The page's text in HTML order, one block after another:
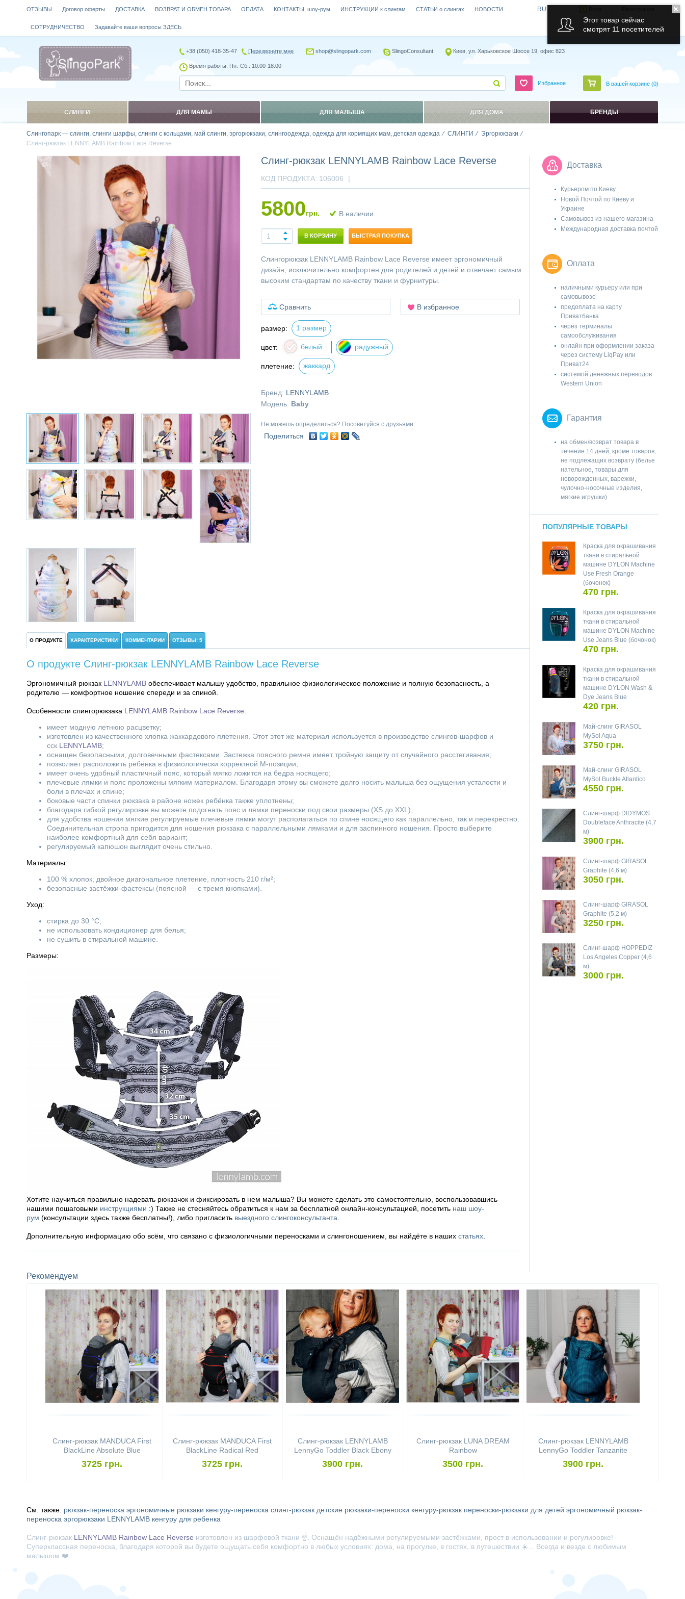
Слингопарк — слинги, слинги шарфы, слинги с кольцами, май слинги, эргорюкзаки, слингоодежда, одежда для кормящих мам, детская одежда СЛИНГИ
Эргорюкзаки
Слинг-рюкзак LENNYLAMB Rainbow Lace Reverse
Слинг-рюкзак LENNYLAMB Rainbow Lace Reverse
КОД ПРОДУКТА: 106006 |
5800грн. В наличии
В КОРЗИНУ БЫСТРАЯ ПОКУПКА
Слингорюкзак LENNYLAMB Rainbow Lace Reverse имеет эргономичный
дизайн, исключительно комфортен для родителей и детей и отвечает самым
высоким стандартам по качеству ткани и фурнитуры.
Сравнить В избранное
размер: 1 размер
цвет: белый радужный
плетение: жаккард
Бренд: LENNYLAMB
Модель: Baby
Не можешь определиться? Посоветуйся с друзьями:
Поделиться
О ПРОДУКТЕ ХАРАКТЕРИСТИКИ КОММЕНТАРИИ ОТЗЫВЫ: 5
О продукте Слинг-рюкзак LENNYLAMB Rainbow Lace Reverse
Эргономичный рюкзак LENNYLAMB обеспечивает малышу удобство, правильное физиологическое положение и полную безопасность, а
родителю — комфортное ношение спереди и за спиной.
Особенности слингорюкзака LENNYLAMB Rainbow Lace Reverse:
имеет модную летнюю расцветку;
изготовлен из качественного хлопка жаккардового плетения. Этот этот же материал используется в производстве слингов-шарфов и
сск LENNYLAMB;
оснащен безопасными, долговечными фастексами. Застежка поясного ремня имеет тройную защиту от случайного расстегивания;
позволяет расположить ребёнка в физиологически корректной М-позиции;
имеет очень удобный пластичный пояс, который мягко ложится на бедра носящего;
плечевые лямки и пояс проложены мягким материалом. Благодаря этому вы сможете долго носить малыша без ощущения усталости и
боли в плечах и спине;
боковые части спинки рюкзака в районе ножек ребёнка также уплотнены;
благодаря гибкой регулировке вы можете подогнать пояс и лямки переноски под свои размеры (XS до XXL);
для удобства ношения мягкие регулируемые плечевые лямки могут располагаться по спине носящего как параллельно, так и перекрёстно.
Соединительная стропа пригодится для ношения рюкзака с параллельными лямками и для заспинного ношения. Просто выберите
наиболее комфортный для себя вариант;
регулируемый капюшон выглядит очень стильно.
Материалы:
100 % хлопок, двойное диагональное плетение, плотность 210 г/м²;
безопасные застёжки-фастексы (поясной — с тремя кнопками).
Уход:
стирка до 30 °C;
не использовать кондиционер для белья;
не сушить в стиральной машине.
Размеры:
Хотите научиться правильно надевать рюкзачок и фиксировать в нем малыша? Вы можете сделать это самостоятельно, воспользовавшись
нашими пошаговыми инструкциями :) Также не стесняйтесь обратиться к нам за бесплатной онлайн-консультацией, посетить наш шоу-
рум (консультации здесь также бесплатны!), либо пригласить выездного слингоконсультанта
Дополнительную информацию обо всём, что связано с физиологичными переносками и слингоношением, вы найдёте в наших статьях
Доставка
Курьером по Киеву
Новой Почтой по Киеву и
Украине
Самовывоз из нашего магазина
Международная доставка почтой
Оплата
наличными курьеру или при
самовывозе
предоплата на карту
Приватбанка
через терминалы
самообслуживания
онлайн при оформлении заказа
через систему LiqPay или
Приват24
системой денежных переводов
Western Union
Гарантия
на обмен/возврат товара в
течение 14 дней, кроме товаров,
не подлежащих возврату (белье
нательное, товары для
новорожденных, варежки,
чулочно-носочные изделия,
мягкие игрушки)
ПОПУЛЯРНЫЕ ТОВАРЫ
Краска для окрашивания
ткани в стиральной
машине DYLON Machine
Use Fresh Orange
(бочонок)
470 грн.
Краска для окрашивания
ткани в стиральной
машине DYLON Machine
Use Jeans Blue (бочонок)
470 грн.
Краска для окрашивания
ткани в стиральной
машине DYLON Wash &
Dye Jeans Blue
420 грн.
Май-слинг GIRASOL
MySol Aqua
3750 грн.
Май-слинг GIRASOL
MySol Buckle Atlantico
4550 грн.
Слинг-шарф DIDYMOS
Doubleface Anthracite (4,7
м)
3900 грн.
Слинг-шарф GIRASOL
Graphite (4,6 м)
3050 грн.
Слинг-шарф GIRASOL
Graphite (5,2 м)
3250 грн.
Слинг-шарф HOPPEDIZ
Los Angeles Copper (4,6
м)
3000 грн.
Рекомендуем
Слинг-рюкзак MANDUCA First
BlackLine Absolute Blue
3725 грн.
Слинг-рюкзак MANDUCA First
BlackLine Radical Red
3725 грн.
Слинг-рюкзак LENNYLAMB
LennyGo Toddler Black Ebony
3900 грн.
Слинг-рюкзак LUNA DREAM
Rainbow
3500 грн.
Слинг-рюкзак LENNYLAMB
LennyGo Toddler Tanzanite
3900 грн.
См. также: рюкзак-переноска эргономичные рюкзаки кенгуру-переноска слинг-рюкзак детские рюкзаки-переноски кенгуру-рюкзак переноски-рюкзаки для детей эргономичный рюкзак-
переноска эргорюкзаки LENNYLAMB кенгуру для ребенка
Слинг-рюкзак LENNYLAMB Rainbow Lace Reverse изготовлен из шарфовой ткани ☝️. Оснащён надёжными регулируемыми застёжками, прост в использовании и регулировке!
Суперклассная переноска, благодаря которой вы будете ощущать себя комфортно в любых условиях: дома, на прогулке, в гостях, в путешествии ☀️... Всегда и везде с любимым
малышом ❤️.
ОТЗЫВЫ Договор оферты ДОСТАВКА ВОЗВРАТ И ОБМЕН ТОВАРА ОПЛАТА КОНТАКТЫ, шоу-рум ИНСТРУКЦИИ к слингам СТАТЬИ о слингах НОВОСТИ
СОТРУДНИЧЕСТВО Задавайте ваши вопросы ЗДЕСЬ
RU
+38 (050) 418-35-47 Перезвоните мне shop@slingopark.com SlingoConsultant Киев, ул. Харьковское Шоссе 19, офис 823
Время работы: Пн.-Сб.: 10.00-18.00
Избранное В вашей корзине (0)
СЛИНГИ ДЛЯ МАМЫ ДЛЯ МАЛЫША ДЛЯ ДОМА БРЕНДЫ
Этот товар сейчас
смотрят 11 посетителей